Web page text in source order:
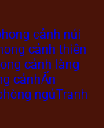
cảnh núi
cảnh thiên
cảnh làng
cảnhẤn
ngủTranh